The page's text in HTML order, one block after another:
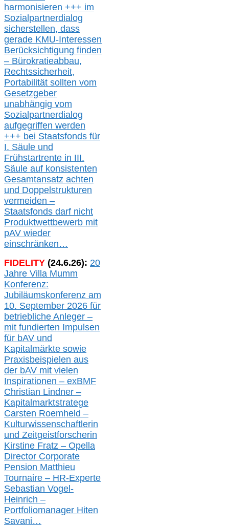
harmonisieren +++ im
Sozialpartnerdialog
sicherstellen, dass
gerade KMU-Interessen
Berücksichtigung finden
– Bürokratieabbau,
Rechtssicherheit,
Portabilität sollten vom
Gesetzgeber
unabhängig vom
Sozialpartnerdialog
aufgegriffen werden
+++ bei Staatsfonds für
I. Säule und
Frühstartrente in III.
Säule auf konsistenten
Gesamtansatz achten
und Doppelstrukturen
vermeiden –
Staatsfonds darf nicht
Produktwettbewerb mit
pAV wieder
einschränken…
FIDELITY (24.6.26): 20
Jahre Villa Mumm
Konferenz:
Jubiläumskonferenz am
10. September 2026 für
betriebliche Anleger –
mit fundierten Impulsen
für bAV und
Kapitalmärkte sowie
Praxisbeispielen aus
der bAV mit vielen
Inspirationen – exBMF
Christian Lindner –
Kapitalmarktstratege
Carsten Roemheld –
Kulturwissenschaftlerin
und Zeitgeistforscherin
Kirstine Fratz – Opella
Director Corporate
Pension Matthieu
Tournaire – HR-Experte
Sebastian Vogel-
Heinrich –
Portfoliomanager Hiten
Savani…